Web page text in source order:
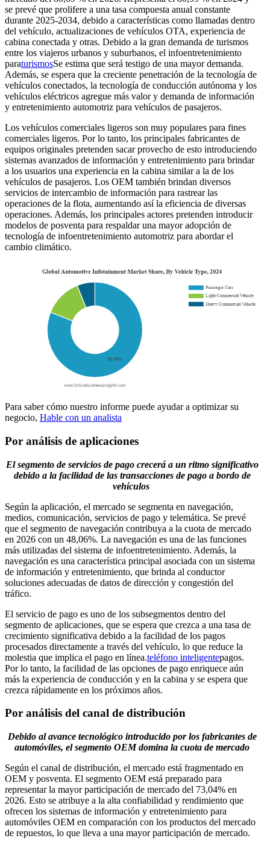
se prevé que prolifere a una tasa compuesta anual constante
durante 2025-2034, debido a características como llamadas dentro
del vehículo, actualizaciones de vehículos OTA, experiencia de
cabina conectada y otras. Debido a la gran demanda de turismos
entre los viajeros urbanos y suburbanos, el infoentretenimiento
paraturismosSe estima que será testigo de una mayor demanda.
Además, se espera que la creciente penetración de la tecnología de
vehículos conectados, la tecnología de conducción autónoma y los
vehículos eléctricos agregue más valor y demanda de información
y entretenimiento automotriz para vehículos de pasajeros.
Los vehículos comerciales ligeros son muy populares para fines
comerciales ligeros. Por lo tanto, los principales fabricantes de
equipos originales pretenden sacar provecho de esto introduciendo
sistemas avanzados de información y entretenimiento para brindar
a los usuarios una experiencia en la cabina similar a la de los
vehículos de pasajeros. Los OEM también brindan diversos
servicios de intercambio de información para rastrear las
operaciones de la flota, aumentando así la eficiencia de diversas
operaciones. Además, los principales actores pretenden introducir
modelos de posventa para respaldar una mayor adopción de
tecnología de infoentretenimiento automotriz para abordar el
cambio climático.
Para saber cómo nuestro informe puede ayudar a optimizar su
negocio, Hable con un analista
Por análisis de aplicaciones
El segmento de servicios de pago crecerá a un ritmo significativo
debido a la facilidad de las transacciones de pago a bordo de
vehículos
Según la aplicación, el mercado se segmenta en navegación,
medios, comunicación, servicios de pago y telemática. Se prevé
que el segmento de navegación contribuya a la cuota de mercado
en 2026 con un 48,06%. La navegación es una de las funciones
más utilizadas del sistema de infoentretenimiento. Además, la
navegación es una característica principal asociada con un sistema
de información y entretenimiento, que brinda al conductor
soluciones adecuadas de datos de dirección y congestión del
tráfico.
El servicio de pago es uno de los subsegmentos dentro del
segmento de aplicaciones, que se espera que crezca a una tasa de
crecimiento significativa debido a la facilidad de los pagos
procesados ​​directamente a través del vehículo, lo que reduce la
molestia que implica el pago en línea.teléfono inteligentepagos.
Por lo tanto, la facilidad de las opciones de pago enriquece aún
más la experiencia de conducción y en la cabina y se espera que
crezca rápidamente en los próximos años.
Por análisis del canal de distribución
Debido al avance tecnológico introducido por los fabricantes de
automóviles, el segmento OEM domina la cuota de mercado
Según el canal de distribución, el mercado está fragmentado en
OEM y posventa. El segmento OEM está preparado para
representar la mayor participación de mercado del 73,04% en
2026. Esto se atribuye a la alta confiabilidad y rendimiento que
ofrecen los sistemas de información y entretenimiento para
automóviles OEM en comparación con los productos del mercado
de repuestos, lo que lleva a una mayor participación de mercado.